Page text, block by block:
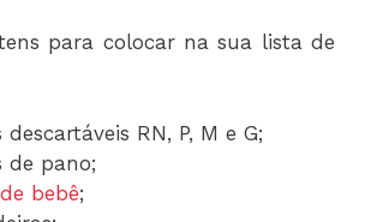
para colocar na sua lista de
descartáveis RN, P, M e G;
de pano;
bebê;